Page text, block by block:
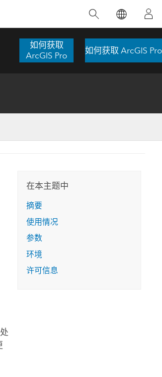
探索产品功能，或者直接开始免
有力支持。
孪生体
推荐书籍
如何获取
ArcGIS Pro
如何获取 ArcGIS Pro
在本主题中
摘要
使用情况
参数
环境
许可信息